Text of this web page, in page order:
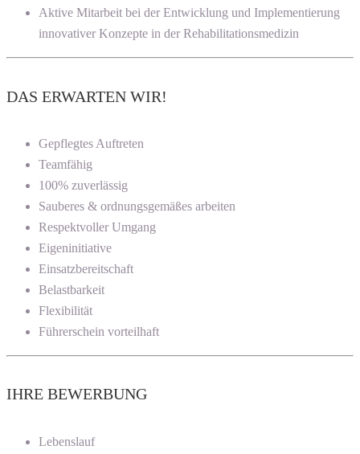
Aktive Mitarbeit bei der Entwicklung und Implementierung
innovativer Konzepte in der Rehabilitationsmedizin
DAS ERWARTEN WIR!
Gepflegtes Auftreten
Teamfähig
100% zuverlässig
Sauberes & ordnungsgemäßes arbeiten
Respektvoller Umgang
Eigeninitiative
Einsatzbereitschaft
Belastbarkeit
Flexibilität
Führerschein vorteilhaft
IHRE BEWERBUNG
Lebenslauf